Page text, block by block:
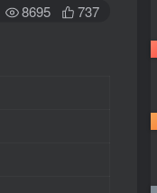
8695 737